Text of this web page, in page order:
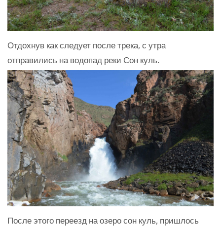
Отдохнув как следует после трека, с утра
отправились на водопад реки Сон куль.
После этого переезд на озеро сон куль, пришлось